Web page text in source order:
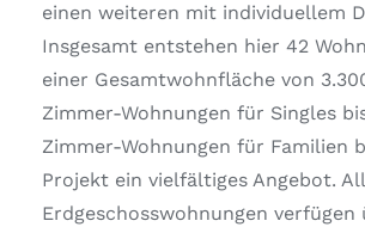
einen weiteren mit individuellem
Insgesamt entstehen hier 42
einer Gesamtwohnfläche von
Zimmer-Wohnungen für Singles
Zimmer-Wohnungen für Familien
Projekt ein vielfältiges Angebot.
Erdgeschosswohnungen verfügen